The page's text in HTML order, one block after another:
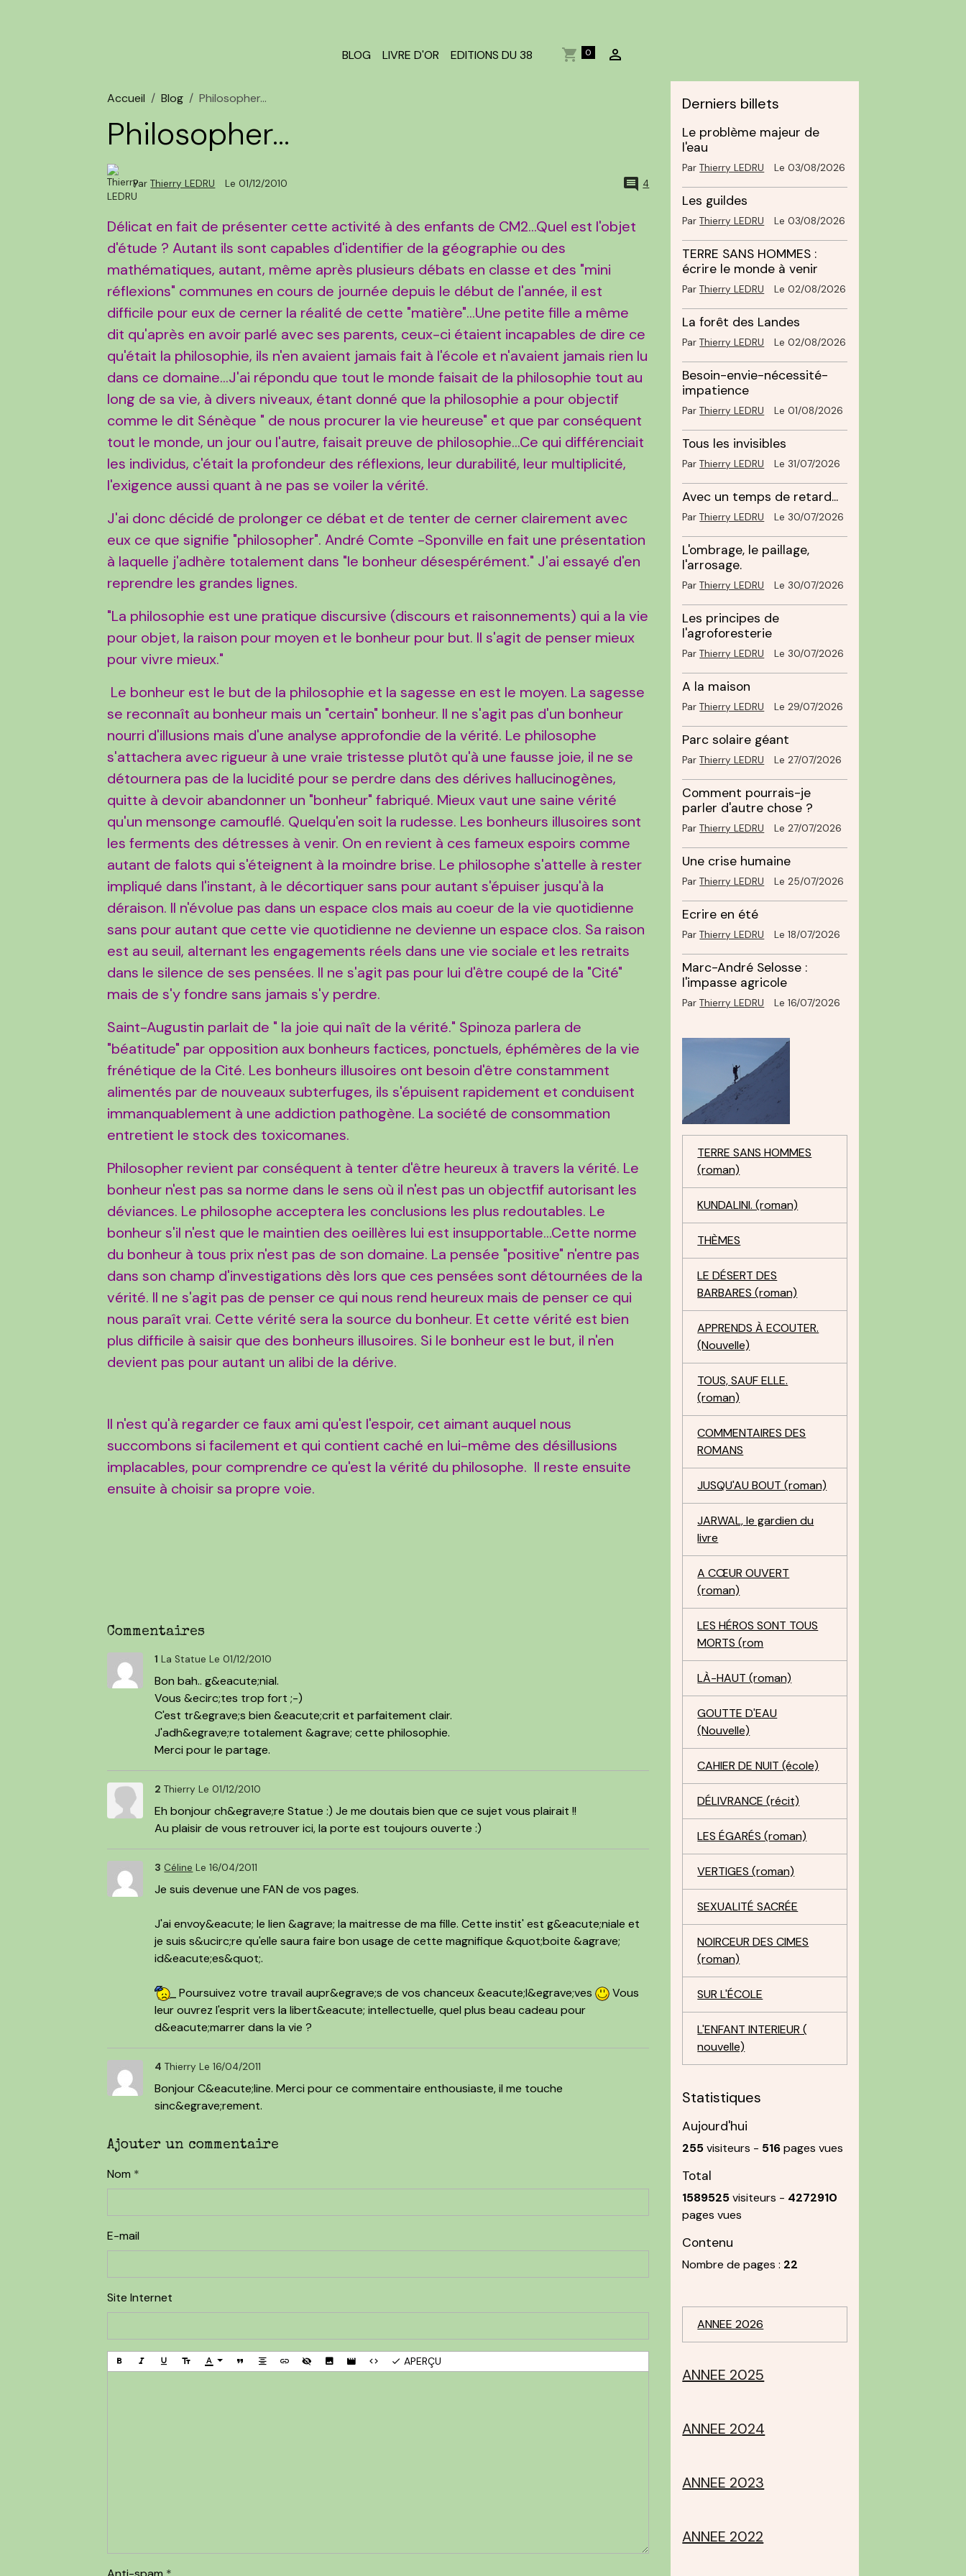
BLOG LIVRE D'OR EDITIONS DU 38 0
Accueil Blog Philosopher...
Philosopher...
ParThierry LEDRU Le 01/12/2010 4
Délicat en fait de présenter cette activité à des enfants de CM2...Quel est l'objet
d'étude ? Autant ils sont capables d'identifier de la géographie ou des
mathématiques, autant, même après plusieurs débats en classe et des "mini
réflexions" communes en cours de journée depuis le début de l'année, il est
difficile pour eux de cerner la réalité de cette "matière"...Une petite fille a même
dit qu'après en avoir parlé avec ses parents, ceux-ci étaient incapables de dire ce
qu'était la philosophie, ils n'en avaient jamais fait à l'école et n'avaient jamais rien lu
dans ce domaine...J'ai répondu que tout le monde faisait de la philosophie tout au
long de sa vie, à divers niveaux, étant donné que la philosophie a pour objectif
comme le dit Sénèque " de nous procurer la vie heureuse" et que par conséquent
tout le monde, un jour ou l'autre, faisait preuve de philosophie...Ce qui différenciait
les individus, c'était la profondeur des réflexions, leur durabilité, leur multiplicité,
l'exigence aussi quant à ne pas se voiler la vérité.
J'ai donc décidé de prolonger ce débat et de tenter de cerner clairement avec
eux ce que signifie "philosopher". André Comte -Sponville en fait une présentation
à laquelle j'adhère totalement dans "le bonheur désespérément." J'ai essayé d'en
reprendre les grandes lignes.
"La philosophie est une pratique discursive (discours et raisonnements) qui a la vie
pour objet, la raison pour moyen et le bonheur pour but. Il s'agit de penser mieux
pour vivre mieux."
Le bonheur est le but de la philosophie et la sagesse en est le moyen. La sagesse
se reconnaît au bonheur mais un "certain" bonheur. Il ne s'agit pas d'un bonheur
nourri d'illusions mais d'une analyse approfondie de la vérité. Le philosophe
s'attachera avec rigueur à une vraie tristesse plutôt qu'à une fausse joie, il ne se
détournera pas de la lucidité pour se perdre dans des dérives hallucinogènes,
quitte à devoir abandonner un "bonheur" fabriqué. Mieux vaut une saine vérité
qu'un mensonge camouflé. Quelqu'en soit la rudesse. Les bonheurs illusoires sont
les ferments des détresses à venir. On en revient à ces fameux espoirs comme
autant de falots qui s'éteignent à la moindre brise. Le philosophe s'attelle à rester
impliqué dans l'instant, à le décortiquer sans pour autant s'épuiser jusqu'à la
déraison. Il n'évolue pas dans un espace clos mais au coeur de la vie quotidienne
sans pour autant que cette vie quotidienne ne devienne un espace clos. Sa raison
est au seuil, alternant les engagements réels dans une vie sociale et les retraits
dans le silence de ses pensées. Il ne s'agit pas pour lui d'être coupé de la "Cité"
mais de s'y fondre sans jamais s'y perdre.
Saint-Augustin parlait de " la joie qui naît de la vérité." Spinoza parlera de
"béatitude" par opposition aux bonheurs factices, ponctuels, éphémères de la vie
frénétique de la Cité. Les bonheurs illusoires ont besoin d'être constamment
alimentés par de nouveaux subterfuges, ils s'épuisent rapidement et conduisent
immanquablement à une addiction pathogène. La société de consommation
entretient le stock des toxicomanes.
Philosopher revient par conséquent à tenter d'être heureux à travers la vérité. Le
bonheur n'est pas sa norme dans le sens où il n'est pas un objectfif autorisant les
déviances. Le philosophe acceptera les conclusions les plus redoutables. Le
bonheur s'il n'est que le maintien des oeillères lui est insupportable...Cette norme
du bonheur à tous prix n'est pas de son domaine. La pensée "positive" n'entre pas
dans son champ d'investigations dès lors que ces pensées sont détournées de la
vérité. Il ne s'agit pas de penser ce qui nous rend heureux mais de penser ce qui
nous paraît vrai. Cette vérité sera la source du bonheur. Et cette vérité est bien
plus difficile à saisir que des bonheurs illusoires. Si le bonheur est le but, il n'en
devient pas pour autant un alibi de la dérive.
Il n'est qu'à regarder ce faux ami qu'est l'espoir, cet aimant auquel nous
succombons si facilement et qui contient caché en lui-même des désillusions
implacables, pour comprendre ce qu'est la vérité du philosophe. Il reste ensuite
ensuite à choisir sa propre voie.
Commentaires
1 La StatueLe 01/12/2010
Bon bah.. g&eacute;nial.
Vous &ecirc;tes trop fort ;-)
C'est tr&egrave;s bien &eacute;crit et parfaitement clair.
J'adh&egrave;re totalement &agrave; cette philosophie.
Merci pour le partage.
2 ThierryLe 01/12/2010
Eh bonjour ch&egrave;re Statue :) Je me doutais bien que ce sujet vous plairait !!
Au plaisir de vous retrouver ici, la porte est toujours ouverte :)
3 Céline Le 16/04/2011
Je suis devenue une FAN de vos pages.
J'ai envoy&eacute; le lien &agrave; la maitresse de ma fille. Cette instit' est g&eacute;niale et
je suis s&ucirc;re qu'elle saura faire bon usage de cette magnifique &quot;boite &agrave;
id&eacute;es&quot;.
Poursuivez votre travail aupr&egrave;s de vos chanceux &eacute;l&egrave;ves
Vous
leur ouvrez l'esprit vers la libert&eacute; intellectuelle, quel plus beau cadeau pour
d&eacute;marrer dans la vie ?
4 ThierryLe 16/04/2011
Bonjour C&eacute;line. Merci pour ce commentaire enthousiaste, il me touche
sinc&egrave;rement.
Ajouter un commentaire
Nom
E-mail
Site Internet
APERÇU
Derniers billets
Le problème majeur de
l'eau
ParThierry LEDRU Le 03/08/2026
Les guildes
ParThierry LEDRU Le 03/08/2026
TERRE SANS HOMMES :
écrire le monde à venir
ParThierry LEDRU Le 02/08/2026
La forêt des Landes
ParThierry LEDRU Le 02/08/2026
Besoin-envie-nécessité-
impatience
ParThierry LEDRU Le 01/08/2026
Tous les invisibles
ParThierry LEDRU Le 31/07/2026
Avec un temps de retard...
ParThierry LEDRU Le 30/07/2026
L'ombrage, le paillage,
l'arrosage.
ParThierry LEDRU Le 30/07/2026
Les principes de
l'agroforesterie
ParThierry LEDRU Le 30/07/2026
A la maison
ParThierry LEDRU Le 29/07/2026
Parc solaire géant
ParThierry LEDRU Le 27/07/2026
Comment pourrais-je
parler d'autre chose ?
ParThierry LEDRU Le 27/07/2026
Une crise humaine
ParThierry LEDRU Le 25/07/2026
Ecrire en été
ParThierry LEDRU Le 18/07/2026
Marc-André Selosse :
l'impasse agricole
ParThierry LEDRU Le 16/07/2026
TERRE SANS HOMMES
(roman)
KUNDALINI. (roman)
THÈMES
LE DÉSERT DES
BARBARES (roman)
APPRENDS À ECOUTER.
(Nouvelle)
TOUS, SAUF ELLE.
(roman)
COMMENTAIRES DES
ROMANS
JUSQU'AU BOUT (roman)
JARWAL, le gardien du
livre
A CŒUR OUVERT
(roman)
LES HÉROS SONT TOUS
MORTS (rom
LÀ-HAUT (roman)
GOUTTE D'EAU
(Nouvelle)
CAHIER DE NUIT (école)
DÉLIVRANCE (récit)
LES ÉGARÉS (roman)
VERTIGES (roman)
SEXUALITÉ SACRÉE
NOIRCEUR DES CIMES
(roman)
SUR L'ÉCOLE
L'ENFANT INTERIEUR (
nouvelle)
Statistiques
Aujourd'hui
255visiteurs - 516pages vues
Total
1589525visiteurs - 4272910
pages vues
Contenu
Nombre de pages : 22
ANNEE 2026
ANNEE 2025
ANNEE 2024
ANNEE 2023
ANNEE 2022